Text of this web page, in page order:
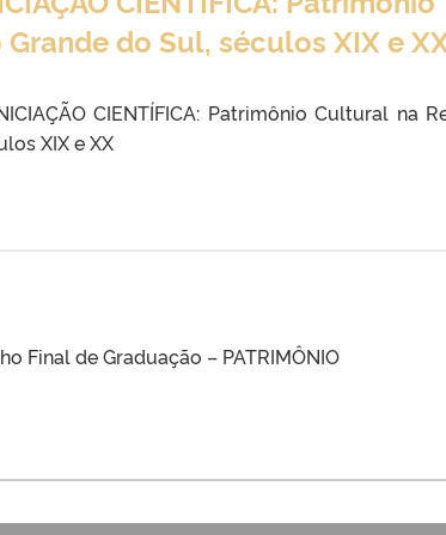
do Sul, séculos XIX e
CIENTÍFICA: Patrimônio Cultural na
XIX e XX
Final de Graduação – PATRIMÔNIO